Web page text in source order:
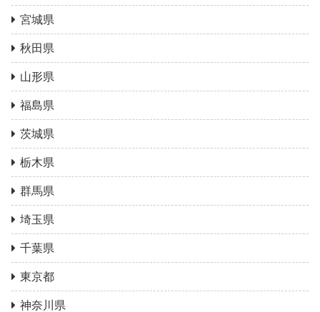
宮城県
秋田県
山形県
福島県
茨城県
栃木県
群馬県
埼玉県
千葉県
東京都
神奈川県